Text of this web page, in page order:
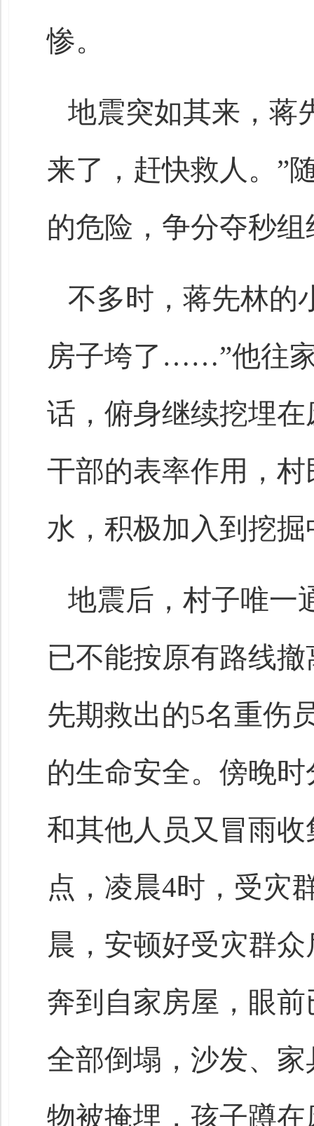
惨。
地震突如其来，蒋
来了，赶快救人。”
的危险，争分夺秒
不多时，蒋先林的
房子垮了……”他往
话，俯身继续挖埋
干部的表率作用，
水，积极加入到挖掘
地震后，村子唯一
已不能按原有路线
先期救出的5名重伤
的生命安全。傍晚
和其他人员又冒雨
点，凌晨4时，受灾
晨，安顿好受灾群
奔到自家房屋，眼
全部倒塌，沙发、
物被掩埋，孩子蹲